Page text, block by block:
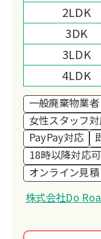
2LDK
3DK
3LDK
4LDK
一般廃棄物業
女性スタッフ
PayPay対応
18時以降対応可
オンライン見
株式会社Do